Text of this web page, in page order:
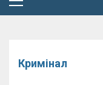
Primary
Кримінал